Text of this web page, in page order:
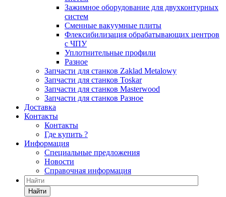
Зажимное оборудование для двухконтурных
систем
Сменные вакуумные плиты
Флексибилизация обрабатывающих центров
с ЧПУ
Уплотнительные профили
Разное
Запчасти для станков Zaklad Metalowy
Запчасти для станков Toskar
Запчасти для станков Masterwood
Запчасти для станков Разное
Доставка
Контакты
Контакты
Где купить ?
Информация
Специальные предложения
Новости
Справочная информация
Найти